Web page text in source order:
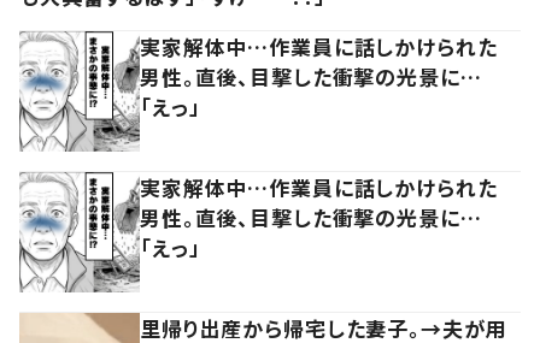
実家解体中…作業員に話しかけられた
男性。直後、目撃した衝撃の光景に…
「えっ」
実家解体中…作業員に話しかけられた
男性。直後、目撃した衝撃の光景に…
「えっ」
里帰り出産から帰宅した妻子。→夫が用